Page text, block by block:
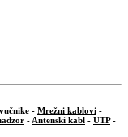
- Mrežni kablovi -
- Antenski kabl - UTP-